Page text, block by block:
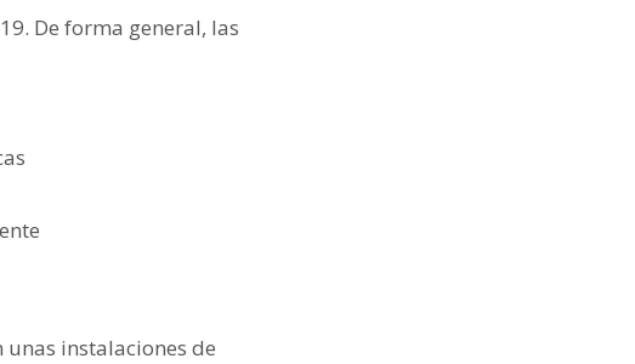
De forma general, las
instalaciones de